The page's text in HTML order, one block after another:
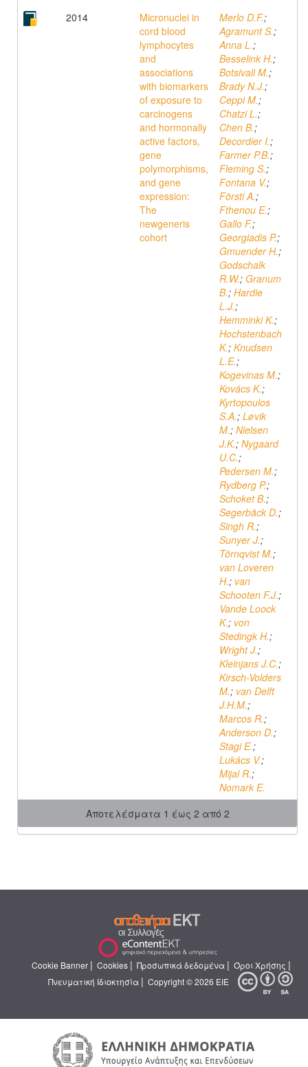
2014
Micronuclei in
cord blood
lymphocytes
and
associations
with biomarkers
of exposure to
carcinogens
and hormonally
active factors,
gene
polymorphisms,
and gene
expression:
The
newgeneris
cohort
Merlo D.F.;
Agramunt S.;
Anna L.;
Besselink H.;
Botsivali M.;
Brady N.J.;
Ceppi M.;
Chatzi L.;
Chen B.;
Decordier I.;
Farmer P.B.;
Fleming S.;
Fontana V.;
Försti A.;
Fthenou E.;
Gallo F.;
Georgiadis P.;
Gmuender H.;
Godschalk
R.W.; Granum
B.; Hardie
L.J.;
Hemminki K.;
Hochstenbach
K.; Knudsen
L.E.;
Kogevinas M.;
Kovács K.;
Kyrtopoulos
S.A.; Løvik
M.; Nielsen
J.K.; Nygaard
U.C.;
Pedersen M.;
Rydberg P.;
Schoket B.;
Segerbäck D.;
Singh R.;
Sunyer J.;
Törnqvist M.;
van Loveren
H.; van
Schooten F.J.;
Vande Loock
K.; von
Stedingk H.;
Wright J.;
Kleinjans J.C.;
Kirsch-Volders
M.; van Delft
J.H.M.;
Marcos R.;
Anderson D.;
Stagi E.;
Lukács V.;
Mijal R.;
Nomark E.
Αποτελέσματα 1 έως 2 από 2
Cookie Banner | Cookies | Προσωπικά δεδομένα | Όροι Χρήσης |
Πνευματική Ιδιοκτησία | Copyright © 2026 ΕΙΕ